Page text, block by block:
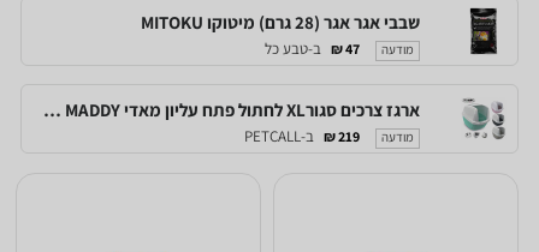
שבבי אגר אגר (28 גרם) מיטוקו MITOKU
מודעה 47 ₪ ב-טבע כל
ארגז צרכים סגורXL לחתול פתח עליון מאדי IMAC MADDY
מודעה 219 ₪ ב-PETCALL